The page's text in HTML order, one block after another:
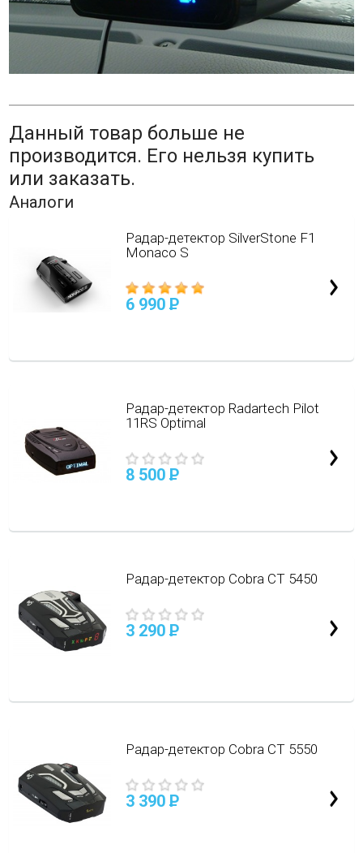
Данный товар больше не
производится. Его нельзя купить
или заказать.
Аналоги
Радар-детектор SilverStone F1
Monaco S
6 990 P
Радар-детектор Radartech Pilot
11RS Optimal
8 500 P
Радар-детектор Cobra CT 5450
3 290 P
Радар-детектор Cobra CT 5550
3 390 P